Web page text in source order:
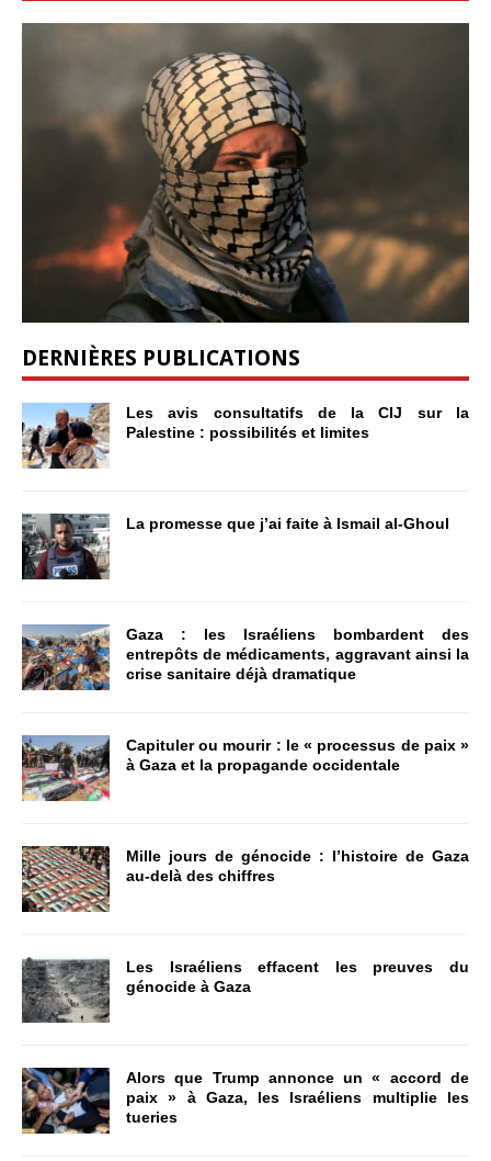
DERNIÈRES PUBLICATIONS
Les avis consultatifs de la CIJ sur la
Palestine : possibilités et limites
La promesse que j’ai faite à Ismail al-Ghoul
Gaza : les Israéliens bombardent des
entrepôts de médicaments, aggravant ainsi la
crise sanitaire déjà dramatique
Capituler ou mourir : le « processus de paix »
à Gaza et la propagande occidentale
Mille jours de génocide : l’histoire de Gaza
au-delà des chiffres
Les Israéliens effacent les preuves du
génocide à Gaza
Alors que Trump annonce un « accord de
paix » à Gaza, les Israéliens multiplie les
tueries